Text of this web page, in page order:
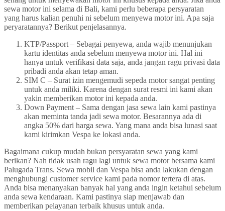
sewa motor ini selama di Bali, kami perlu beberapa persyaratan
yang harus kalian penuhi ni sebelum menyewa motor ini. Apa saja
peryaratannya? Berikut penjelasannya.
KTP/Passport – Sebagai penyewa, anda wajib menunjukan
kartu identitas anda sebelum menyewa motor ini. Hal ini
hanya untuk verifikasi data saja, anda jangan ragu privasi data
pribadi anda akan tetap aman.
SIM C – Surat izin mengemudi sepeda motor sangat penting
untuk anda miliki. Karena dengan surat resmi ini kami akan
yakin memberikan motor ini kepada anda.
Down Payment – Sama dengan jasa sewa lain kami pastinya
akan meminta tanda jadi sewa motor. Besarannya ada di
angka 50% dari harga sewa. Yang mana anda bisa lunasi saat
kami kirimkan Vespa ke lokasi anda.
Bagaimana cukup mudah bukan persyaratan sewa yang kami
berikan? Nah tidak usah ragu lagi untuk sewa motor bersama kami
Palugada Trans. Sewa mobil dan Vespa bisa anda lakukan dengan
menghubungi customer service kami pada nomor tertera di atas.
Anda bisa menanyakan banyak hal yang anda ingin ketahui sebelum
anda sewa kendaraan. Kami pastinya siap menjawab dan
memberikan pelayanan terbaik khusus untuk anda.